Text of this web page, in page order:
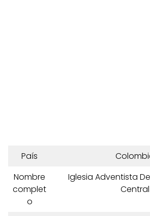
País
Nombre
complet
o
Iglesia Adventista
Central